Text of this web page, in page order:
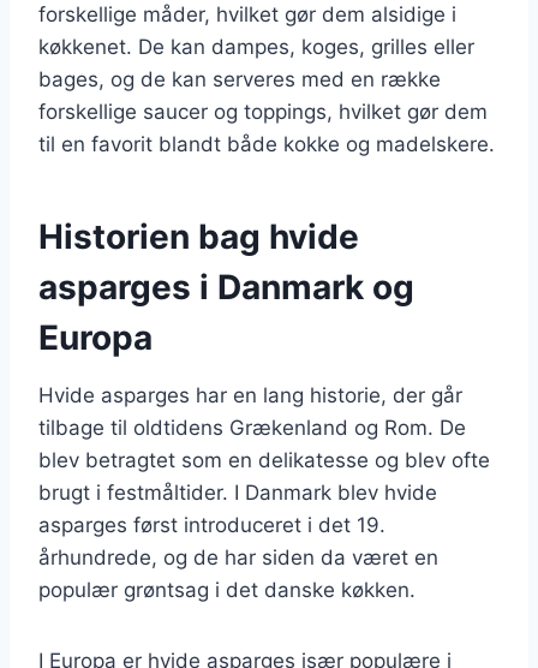
forskellige måder, hvilket gør dem alsidige i
køkkenet. De kan dampes, koges, grilles eller
bages, og de kan serveres med en række
forskellige saucer og toppings, hvilket gør dem
til en favorit blandt både kokke og madelskere.
Historien bag hvide
asparges i Danmark og
Europa
Hvide asparges har en lang historie, der går
tilbage til oldtidens Grækenland og Rom. De
blev betragtet som en delikatesse og blev ofte
brugt i festmåltider. I Danmark blev hvide
asparges først introduceret i det 19.
århundrede, og de har siden da været en
populær grøntsag i det danske køkken.
I Europa er hvide asparges især populære i